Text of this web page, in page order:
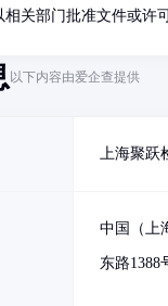
关部门批准文件或许
以下内容由爱企查提供
上海聚跃
中国（上
东路1388